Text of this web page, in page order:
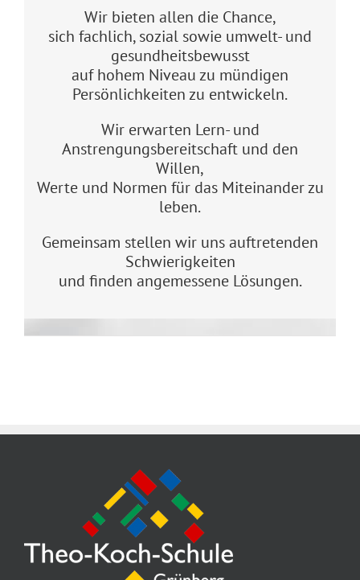
Wir bieten allen die Chance,
sich fachlich, sozial sowie umwelt- und
gesundheitsbewusst
auf hohem Niveau zu mündigen
Persönlichkeiten zu entwickeln.
Wir erwarten Lern- und
Anstrengungsbereitschaft und den
Willen,
Werte und Normen für das Miteinander zu
leben.
Gemeinsam stellen wir uns auftretenden
Schwierigkeiten
und finden angemessene Lösungen.